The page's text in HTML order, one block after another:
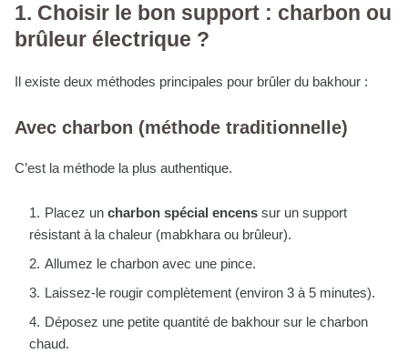
1. Choisir le bon support : charbon ou
brûleur électrique ?
Il existe deux méthodes principales pour brûler du bakhour :
Avec charbon (méthode traditionnelle)
C’est la méthode la plus authentique.
Placez un charbon spécial encens sur un support
résistant à la chaleur (mabkhara ou brûleur).
Allumez le charbon avec une pince.
Laissez-le rougir complètement (environ 3 à 5 minutes).
Déposez une petite quantité de bakhour sur le charbon
chaud.